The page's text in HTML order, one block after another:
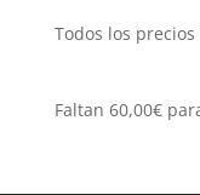
Todos los
Faltan 60,00€